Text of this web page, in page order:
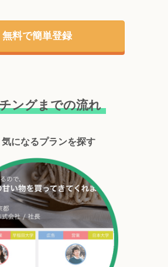
無料で簡単登録
ングまでの流れ
気になるプランを探す